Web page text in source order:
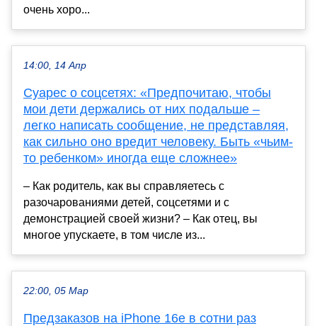
очень хоро...
14:00, 14 Апр
Суарес о соцсетях: «Предпочитаю, чтобы
мои дети держались от них подальше –
легко написать сообщение, не представляя,
как сильно оно вредит человеку. Быть «чьим-
то ребенком» иногда еще сложнее»
– Как родитель, как вы справляетесь с
разочарованиями детей, соцсетями и с
демонстрацией своей жизни? – Как отец, вы
многое упускаете, в том числе из...
22:00, 05 Мар
Предзаказов на iPhone 16e в сотни раз